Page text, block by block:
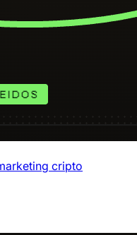
cripto